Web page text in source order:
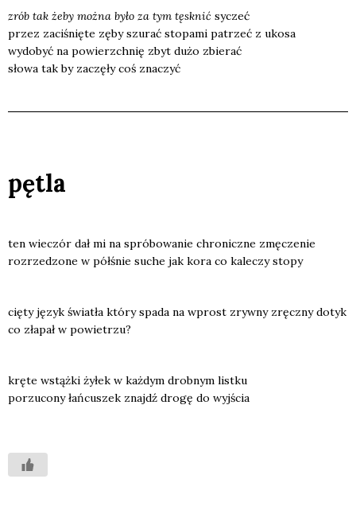
zrób tak żeby moż­na było za tym tęsk­nić syczeć
przez zaci­śnię­te zęby szu­rać sto­pa­mi patrzeć z uko­sa
wydo­być na powierzch­nię zbyt dużo zbie­rać
sło­wa tak by zaczę­ły coś zna­czyć
pętla
ten wie­czór dał mi na spró­bo­wa­nie chro­nicz­ne zmę­cze­nie
roz­rze­dzo­ne w pół­śnie suche jak kora co kale­czy sto­py
cię­ty język świa­tła któ­ry spa­da na wprost zryw­ny zręcz­ny dotyk
co zła­pał w powie­trzu?
krę­te wstąż­ki żyłek w każ­dym drob­nym list­ku
porzu­co­ny łań­cu­szek znajdź dro­gę do wyj­ścia